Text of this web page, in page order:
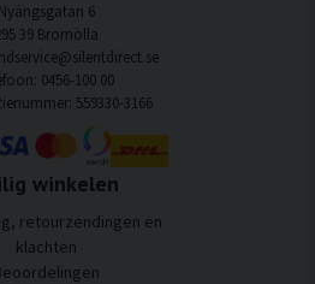
Nyängsgatan 6
39 Bromölla
0456-100 00
559330-3166
winkelen
retourzendingen en
klachten